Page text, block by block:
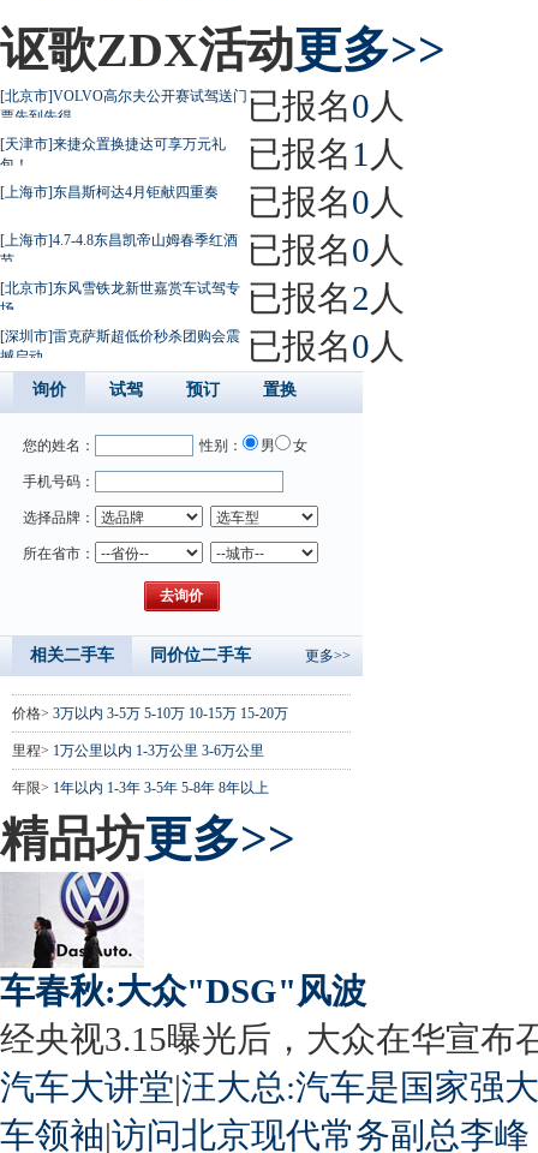
讴歌ZDX活动更多>>
[北京市]VOLVO高尔夫公开赛试驾送门
票先到先得
已报名0 人
[天津市]来捷众置换捷达可享万元礼
包！
已报名1 人
[上海市]东昌斯柯达4月钜献四重奏 已报名0 人
[上海市]4.7-4.8东昌凯帝山姆春季红酒
节
已报名0 人
[北京市]东风雪铁龙新世嘉赏车试驾专
场
已报名2 人
[深圳市]雷克萨斯超低价秒杀团购会震
撼启动
已报名0 人
询价 试驾 预订 置换
您的姓名： 性别： 男 女
手机号码：
选择品牌：
所在省市：
相关二手车 同价位二手车 更多>>
价格> 3万以内 3-5万 5-10万 10-15万 15-20万
里程> 1万公里以内 1-3万公里 3-6万公里
年限> 1年以内 1-3年 3-5年 5-8年 8年以上
精品坊更多>>
车春秋:大众"DSG"风波
经央视3.15曝光后，大众在华宣布
汽车大讲堂|汪大总:汽车是国家强
车领袖|访问北京现代常务副总李峰